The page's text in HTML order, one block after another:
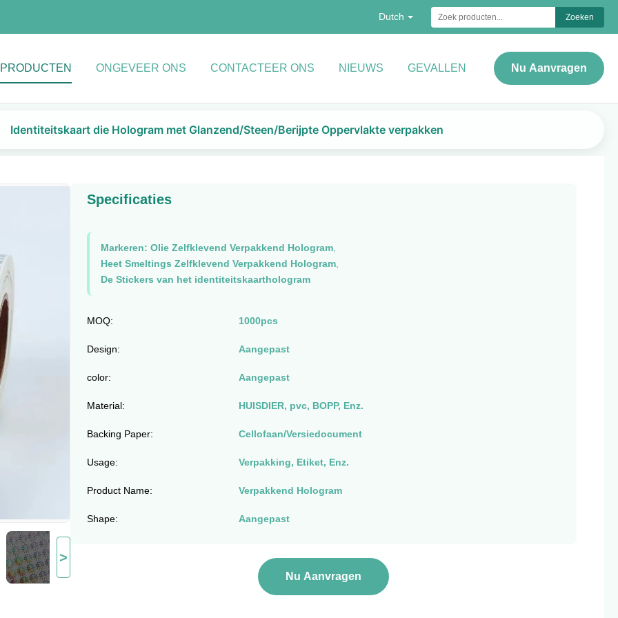
Dutch Zoeken
PRODUCTEN ONGEVEER ONS CONTACTEER ONS NIEUWS GEVALLEN Nu Aanvragen
Identiteitskaart die Hologram met Glanzend/Steen/Berijpte Oppervlakte verpakken
>
Specificaties
Markeren: Olie Zelfklevend Verpakkend Hologram,
Heet Smeltings Zelfklevend Verpakkend Hologram,
De Stickers van het identiteitskaarthologram
MOQ: 1000pcs
Design: Aangepast
color: Aangepast
Material: HUISDIER, pvc, BOPP, Enz.
Backing Paper: Cellofaan/Versiedocument
Usage: Verpakking, Etiket, Enz.
Product Name: Verpakkend Hologram
Shape: Aangepast
Nu Aanvragen